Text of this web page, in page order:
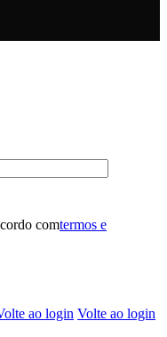
comtermos e
ao login Volte ao login